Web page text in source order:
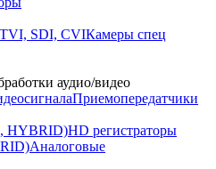
SDI, CVIКамеры спец
аудио/видео
Приемопередатчики
HYBRID)HD регистраторы
Аналоговые